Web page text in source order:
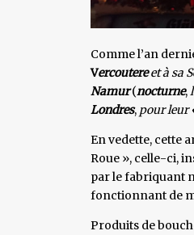
Comme l’an
Vercoutereet à sa
Namur(nocturne,
Londres, pour leur
En vedette, cette
Roue », celle-ci,
par le fabriquant
fonctionnant de
Produits de